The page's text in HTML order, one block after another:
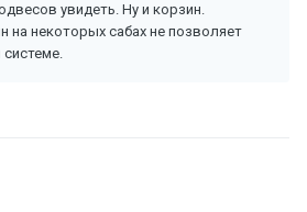
увидеть. Ну и корзин.
на некоторых сабах не позволяет